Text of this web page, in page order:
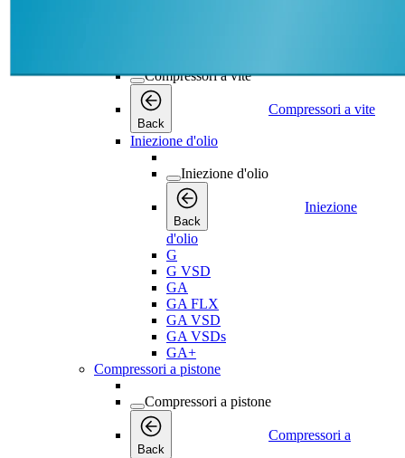
Compressori a vite
Back
Compressori a vite
Iniezione d'olio
Iniezione d'olio
Back
Iniezione
d'olio
G
G VSD
GA
GA FLX
GA VSD
GA VSDs
GA+
Compressori a pistone
Compressori a pistone
Back
Compressori a